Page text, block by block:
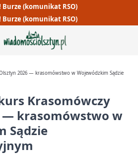
Burze (komunikat RSO)
Burze (komunikat RSO)
2026 — krasomówstwo w Wojewódzkim Sądzie
Krasomówczy
— krasomówstwo w
Sądzie